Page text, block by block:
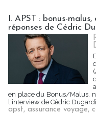
I. APST : bonus-
réponses de Cédric
en place du Bonus/Malus,
l'interview de Cédric
apst, assurance voyage,